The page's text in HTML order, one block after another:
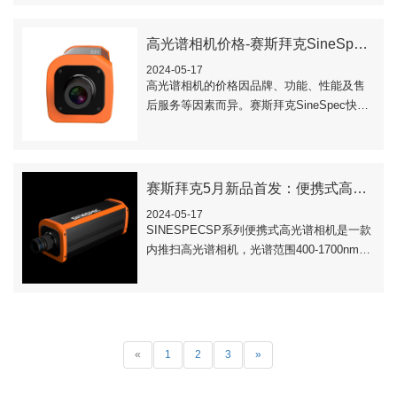
高光谱相机价格-赛斯拜克SineSpec快照式高光谱相机使用成本
2024-05-17
高光谱相机的价格因品牌、功能、性能及售
后服务等因素而异。赛斯拜克SineSpec快照
赛斯拜克5月新品首发：便携式高光谱相机SP系列
2024-05-17
SINESPECSP系列便携式高光谱相机是一款
内推扫高光谱相机，光谱范围400-1700nm，
« 1 2 3 »